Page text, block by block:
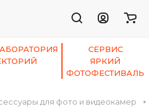
СЕРВИС
ЯРКИЙ
ФОТОФЕСТИВАЛЬ
для фото и видеокамер